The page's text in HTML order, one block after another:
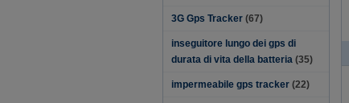
3G Gps Tracker (67)
inseguitore lungo dei gps di
durata di vita della batteria (35)
impermeabile gps tracker (22)